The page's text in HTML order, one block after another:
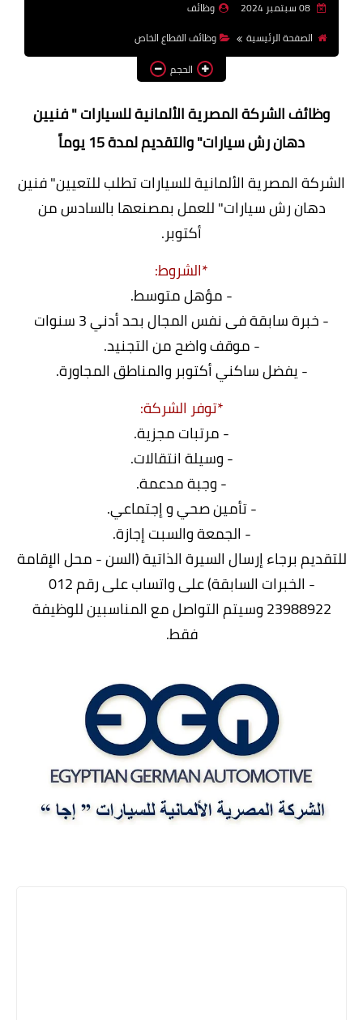
بالجامعات والمعاهد
اخبار
08 سبتمبر 2024
وظائف
الصفحة الرئيسية
وظائف القطاع الخاص
الحجم
وظائف الشركة المصرية الألمانية للسيارات " فنيين
دهان رش سيارات" والتقديم لمدة 15 يوماً
الشركة المصرية الألمانية للسيارات تطلب للتعيين" فنين
دهان رش سيارات" للعمل بمصنعها بالسادس من
أكتوبر.
*الشروط:
- مؤهل متوسط.
- خبرة سابقة فى نفس المجال بحد أدني 3 سنوات
- موقف واضح من التجنيد.
- يفضل ساكني أكتوبر والمناطق المجاورة.
*توفر الشركة:
- مرتبات مجزية.
- وسيلة انتقالات.
- وجبة مدعمة.
- تأمين صحي و إجتماعي.
- الجمعة والسبت إجازة.
للتقديم برجاء إرسال السيرة الذاتية (السن - محل الإقامة
- الخبرات السابقة) على واتساب على رقم 012
23988922 وسيتم التواصل مع المناسبين للوظيفة
فقط.